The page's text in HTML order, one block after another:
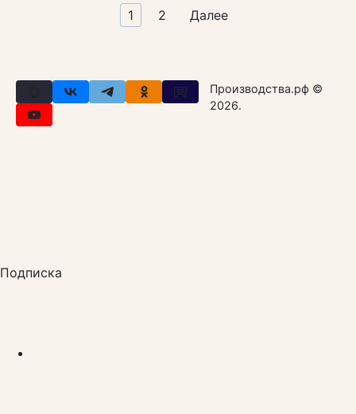
1 2 Далее
Производства.рф ©
2026.
Подписка